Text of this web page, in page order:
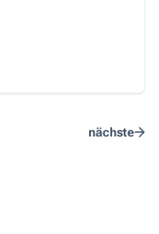
gerade die Seite
nächste